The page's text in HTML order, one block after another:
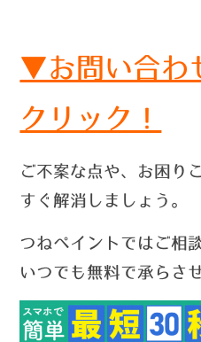
▼お問い合わ
クリック！
ご不案な点や、お困り
すぐ解消しましょう。
つねペイントではご相
いつでも無料で承らさ